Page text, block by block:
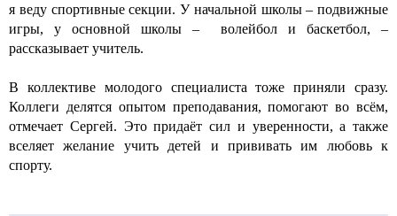
я веду спортивные секции. У начальной школы – подвижные
игры, у основной школы – волейбол и баскетбол, –
рассказывает учитель.
В коллективе молодого специалиста тоже приняли сразу.
Коллеги делятся опытом преподавания, помогают во всём,
отмечает Сергей. Это придаёт сил и уверенности, а также
вселяет желание учить детей и прививать им любовь к
спорту.